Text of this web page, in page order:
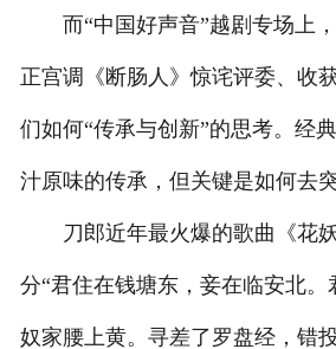
而“中国好声音”越剧专场上，
正宫调《断肠人》惊诧评委、收
们如何“传承与创新”的思考。经
汁原味的传承，但关键是如何去
刀郎近年最火爆的歌曲《花妖
分“君住在钱塘东，妾在临安北
奴家腰上黄。寻差了罗盘经，错